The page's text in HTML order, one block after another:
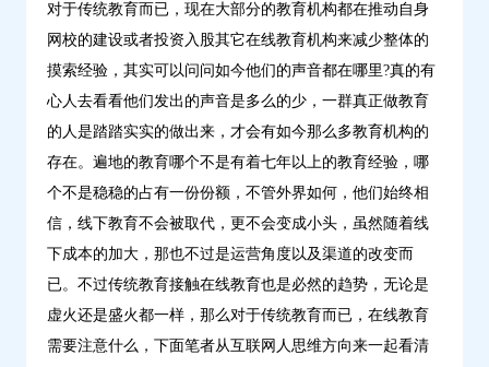
对于传统教育而已，现在大部分的教育机构都在推动自身
网校的建设或者投资入股其它在线教育机构来减少整体的
摸索经验，其实可以问问如今他们的声音都在哪里?真的有
心人去看看他们发出的声音是多么的少，一群真正做教育
的人是踏踏实实的做出来，才会有如今那么多教育机构的
存在。遍地的教育哪个不是有着七年以上的教育经验，哪
个不是稳稳的占有一份份额，不管外界如何，他们始终相
信，线下教育不会被取代，更不会变成小头，虽然随着线
下成本的加大，那也不过是运营角度以及渠道的改变而
已。不过传统教育接触在线教育也是必然的趋势，无论是
虚火还是盛火都一样，那么对于传统教育而已，在线教育
需要注意什么，下面笔者从互联网人思维方向来一起看清